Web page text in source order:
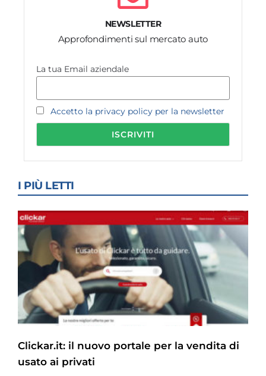
NEWSLETTER
Approfondimenti sul mercato auto
La tua Email aziendale
Accetto la privacy policy per la newsletter
I PIÙ LETTI
Clickar.it: il nuovo portale per la vendita di
usato ai privati